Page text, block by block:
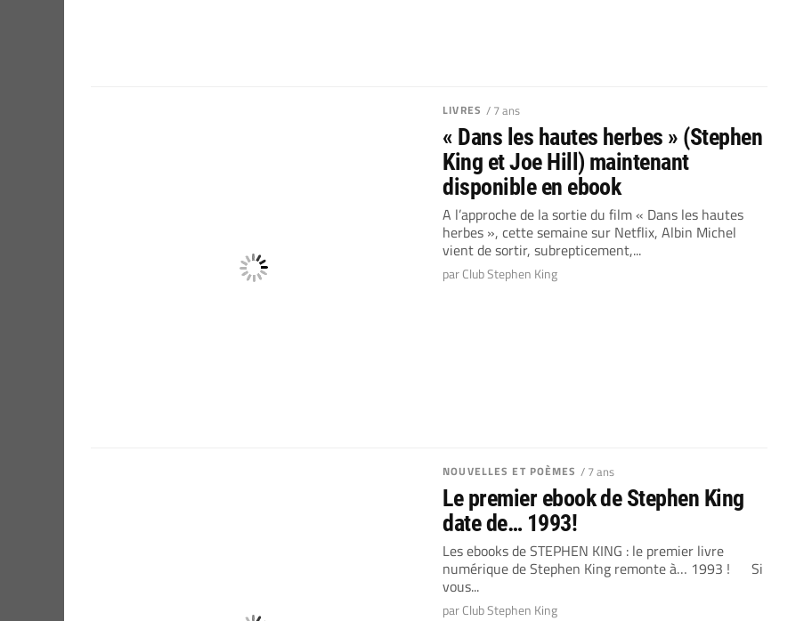
LIVRES / 7 ans
« Dans les hautes herbes » (Stephen
King et Joe Hill) maintenant
disponible en ebook
A l’approche de la sortie du film « Dans les hautes
herbes », cette semaine sur Netflix, Albin Michel
vient de sortir, subrepticement,...
par Club Stephen King
NOUVELLES ET POÈMES / 7 ans
Le premier ebook de Stephen King
date de… 1993!
Les ebooks de STEPHEN KING : le premier livre
numérique de Stephen King remonte à… 1993 ! Si
vous...
par Club Stephen King